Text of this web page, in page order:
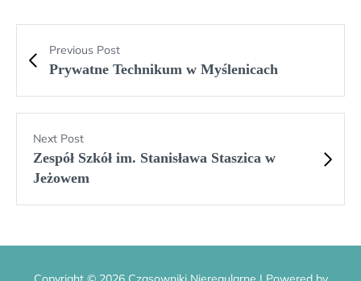
Previous Post
Prywatne Technikum w Myślenicach
Next Post
Zespół Szkół im. Stanisława Staszica w
Jeżowem